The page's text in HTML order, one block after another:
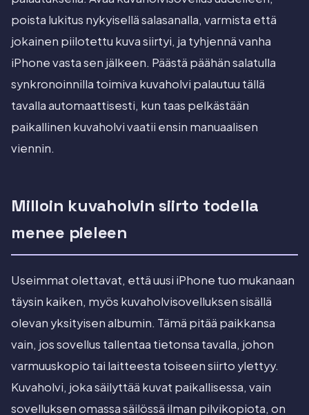
poista lukitus nykyisellä salasanalla, varmista että
jokainen piilotettu kuva siirtyi, ja tyhjennä vanha
iPhone vasta sen jälkeen. Päästä päähän salatulla
synkronoinnilla toimiva kuvaholvi palautuu tällä
tavalla automaattisesti, kun taas pelkästään
paikallinen kuvaholvi vaatii ensin manuaalisen
viennin.
Milloin kuvaholvin siirto todella
menee pieleen
Useimmat olettavat, että uusi iPhone tuo mukanaan
täysin kaiken, myös kuvaholvisovelluksen sisällä
olevan yksityisen albumin. Tämä pitää paikkansa
vain, jos sovellus tallentaa tietonsa tavalla, johon
varmuuskopio tai laitteesta toiseen siirto ylettyy.
Kuvaholvi, joka säilyttää kuvat paikallisessa, vain
sovelluksen omassa säilössä ilman pilvikopiota, on